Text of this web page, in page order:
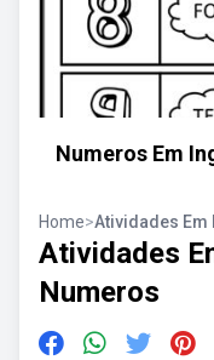
Numeros Em
Home>Atividades Em
Atividades
Numeros